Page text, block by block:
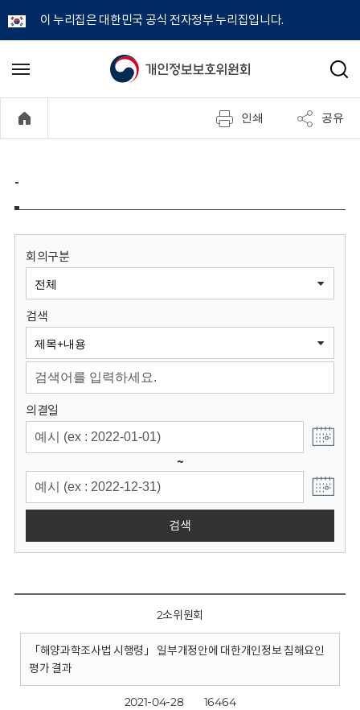
이 누리집은 대한민국 공식 전자정부 누리집입니다.
개
정
보
원
회
메
기
검
인쇄 공유
-
회의구분
검색
의결일
~
검색
2소위원회
「해양과학조사법 시행령」 일부개정안에 대한개인정보 침해요인
평가 결과
2021-04-28 16464